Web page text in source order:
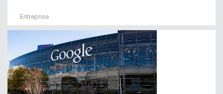
Entreprise